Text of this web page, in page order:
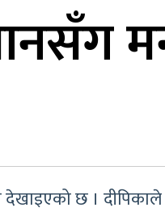
छ ।